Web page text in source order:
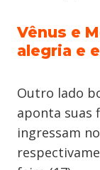
Vênus e
alegria e
Outro lado
aponta suas
ingressam